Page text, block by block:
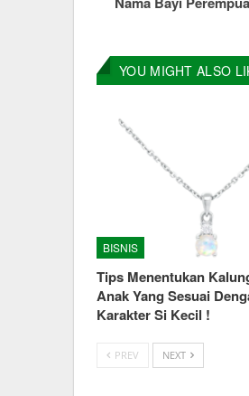
YOU MIGHT ALSO
BISNIS
Tips Menentukan
Anak Yang Sesuai
Karakter Si Kecil !
PREV NEXT